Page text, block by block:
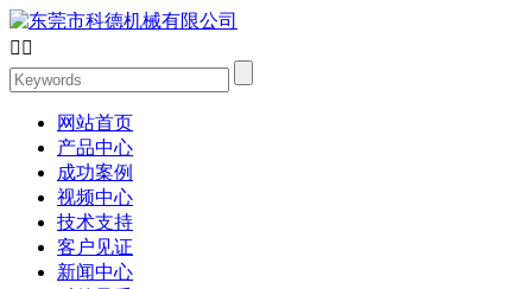
 
网站首页
产品中心
成功案例
视频中心
技术支持
客户见证
新闻中心